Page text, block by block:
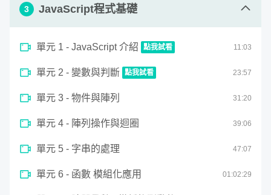
新可愛的範例，帶領大家將網頁開發的基本功 HTML/CSS
的人能夠快速上手！並在後期引入sass / pug教學，帶你了
3 JavaScript程式基礎
單元 1 - JavaScript 介紹 點我試看 11:03
JavaScript 介紹
seconds
minutes,
seconds
單元 2 - 變數與判斷 點我試看 23:57
變數與判斷
seconds
minutes,
seconds
單元 3 - 物件與陣列 31:20
單元 4 - 陣列操作與迴圈 39:06
單元 5 - 字串的處理 47:07
單元 6 - 函數 模組化應用 01:02:29